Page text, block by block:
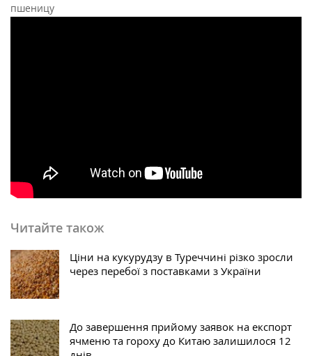
пшеницу
Читайте також
Ціни на кукурудзу в Туреччині різко зросли
через перебої з поставками з України
До завершення прийому заявок на експорт
ячменю та гороху до Китаю залишилося 12